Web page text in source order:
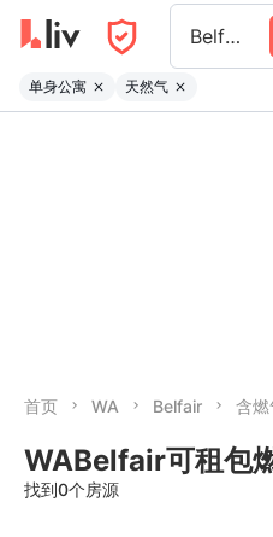
Belfair
单身公寓 天然气
首页 WA Belfair 含燃
WABelfair可租包
找到0个房源